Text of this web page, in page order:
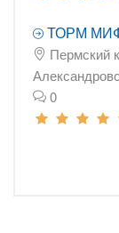
ТОРМ
Пермский
0